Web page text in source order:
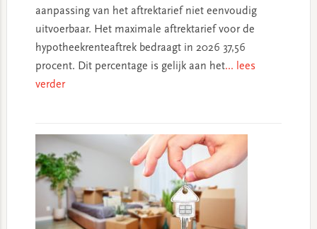
aanpassing van het aftrektarief niet eenvoudig
uitvoerbaar. Het maximale aftrektarief voor de
hypotheekrenteaftrek bedraagt in 2026 37,56
procent. Dit percentage is gelijk aan het... lees
verder